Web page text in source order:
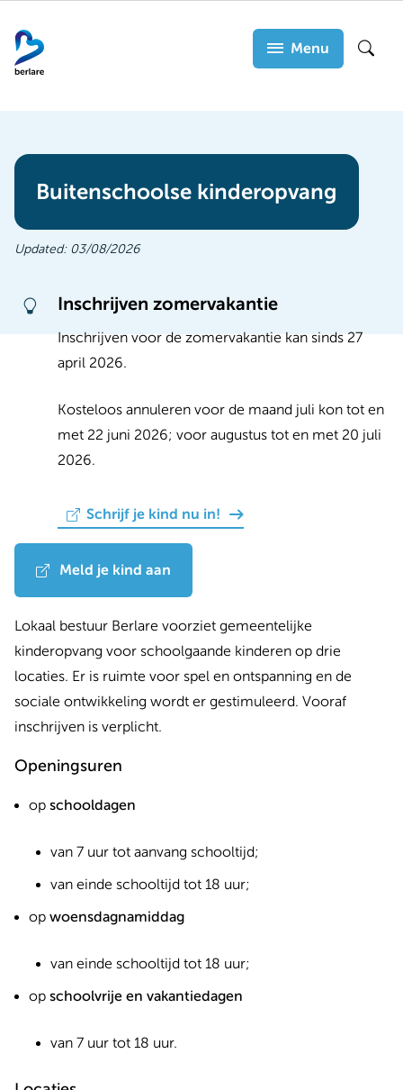
en
naar
Menu
Buitenschoolse kinderopvang
Updated: 03/08/2026
Inschrijven zomervakantie
Inschrijven voor de zomervakantie kan sinds 27
april 2026.
Kosteloos annuleren voor de maand juli kon tot en
met 22 juni 2026; voor augustus tot en met 20 juli
2026.
Schrijf je kind nu in!
Meld je kind aan
Lokaal bestuur Berlare voorziet gemeentelijke
kinderopvang voor schoolgaande kinderen op drie
locaties. Er is ruimte voor spel en ontspanning en de
sociale ontwikkeling wordt er gestimuleerd. Vooraf
inschrijven is verplicht.
Openingsuren
op schooldagen
van 7 uur tot aanvang schooltijd;
van einde schooltijd tot 18 uur;
op woensdagnamiddag
van einde schooltijd tot 18 uur;
op schoolvrije en vakantiedagen
van 7 uur tot 18 uur.